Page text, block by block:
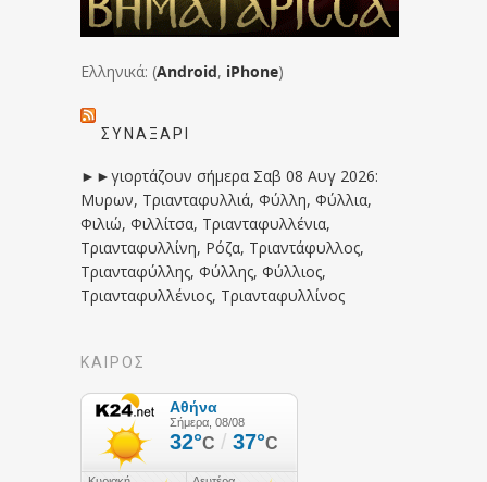
Ελληνικά: (Android, iPhone)
ΣΥΝΑΞΆΡΙ
►►γιορτάζουν σήμερα Σαβ 08 Αυγ 2026:
Μυρων, Τριανταφυλλιά, Φύλλη, Φύλλια,
Φιλιώ, Φιλλίτσα, Τριανταφυλλένια,
Τριανταφυλλίνη, Ρόζα, Τριαντάφυλλος,
Τριανταφύλλης, Φύλλης, Φύλλιος,
Τριανταφυλλένιος, Τριανταφυλλίνος
ΚΑΙΡΟΣ